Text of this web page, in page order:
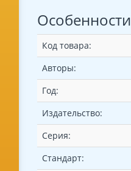
Особенности
Код товара:
Авторы:
Год:
Издательство:
Серия:
Стандарт: